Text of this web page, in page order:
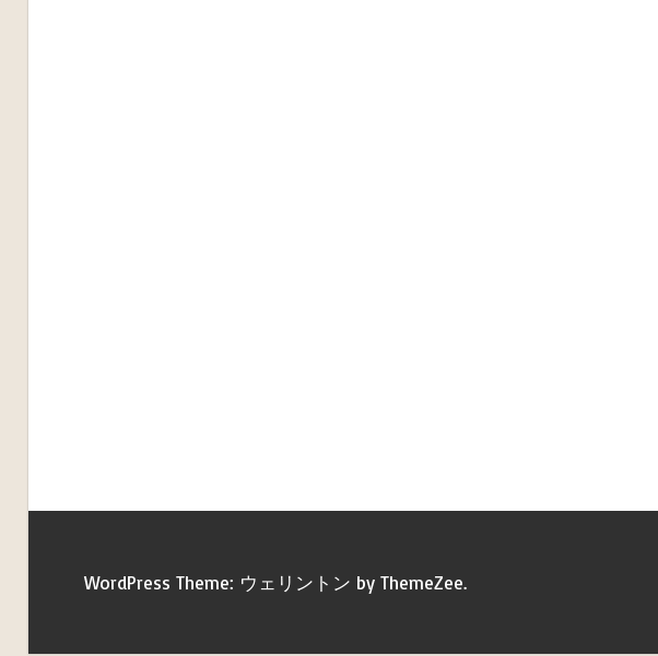
WordPress Theme: ウェリントン by ThemeZee.